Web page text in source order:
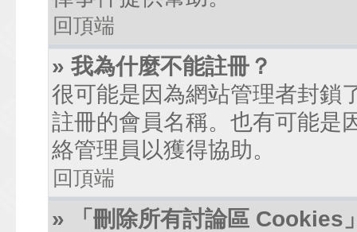
回頂端
» 我為什麼不能註冊？
很可能是因為網站管理者封鎖
註冊的會員名稱。也有可能是
絡管理員以獲得協助。
回頂端
» 「刪除所有討論區 Cookies